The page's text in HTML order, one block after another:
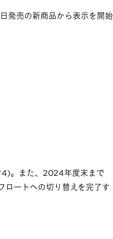
発売の新商品から表示を開始
。また、2024年度末まで
ロートへの切り替えを完了す